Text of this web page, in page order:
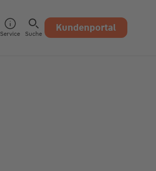
Service Suche Kundenportal